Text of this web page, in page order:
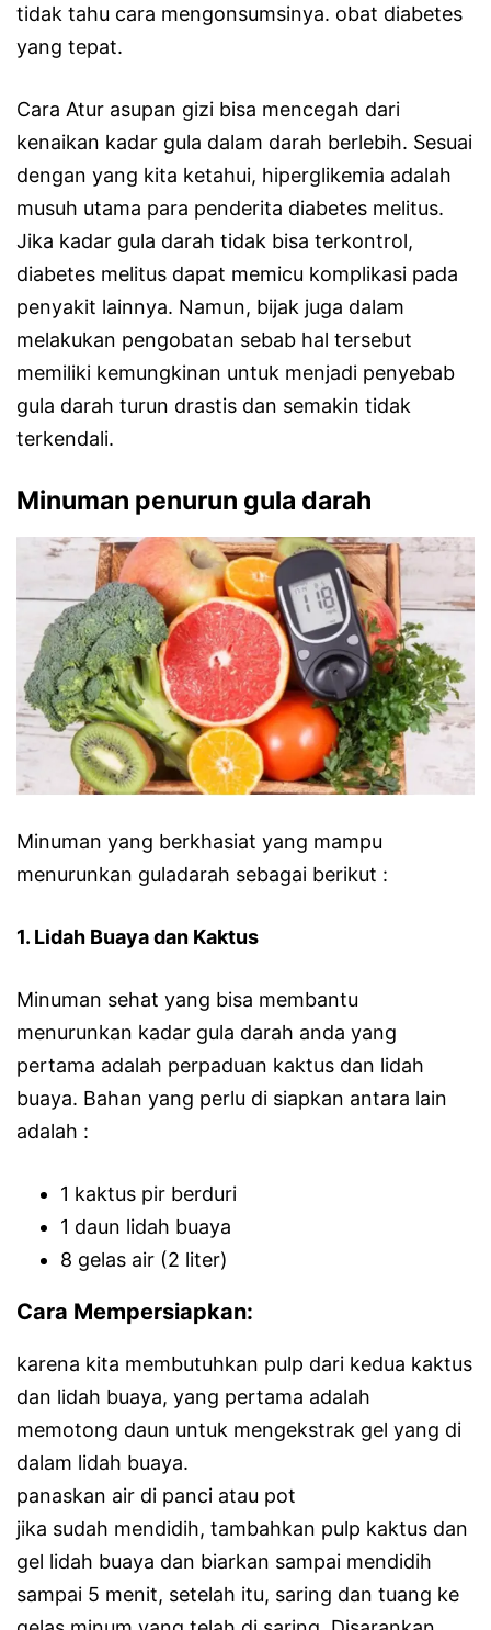
tidak tahu cara mengonsumsinya. obat diabetes
yang tepat.
Cara Atur asupan gizi bisa mencegah dari
kenaikan kadar gula dalam darah berlebih. Sesuai
dengan yang kita ketahui, hiperglikemia adalah
musuh utama para penderita diabetes melitus.
Jika kadar gula darah tidak bisa terkontrol,
diabetes melitus dapat memicu komplikasi pada
penyakit lainnya. Namun, bijak juga dalam
melakukan pengobatan sebab hal tersebut
memiliki kemungkinan untuk menjadi penyebab
gula darah turun drastis dan semakin tidak
terkendali.
Minuman penurun gula darah
Minuman yang berkhasiat yang mampu
menurunkan guladarah sebagai berikut :
1. Lidah Buaya dan Kaktus
Minuman sehat yang bisa membantu
menurunkan kadar gula darah anda yang
pertama adalah perpaduan kaktus dan lidah
buaya. Bahan yang perlu di siapkan antara lain
adalah :
1 kaktus pir berduri
1 daun lidah buaya
8 gelas air (2 liter)
Cara Mempersiapkan:
karena kita membutuhkan pulp dari kedua kaktus
dan lidah buaya, yang pertama adalah
memotong daun untuk mengekstrak gel yang di
dalam lidah buaya.
panaskan air di panci atau pot
jika sudah mendidih, tambahkan pulp kaktus dan
gel lidah buaya dan biarkan sampai mendidih
sampai 5 menit, setelah itu, saring dan tuang ke